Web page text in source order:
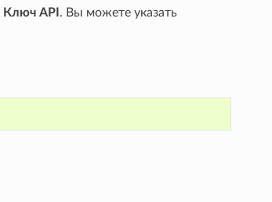
Ключ API . Вы можете указать